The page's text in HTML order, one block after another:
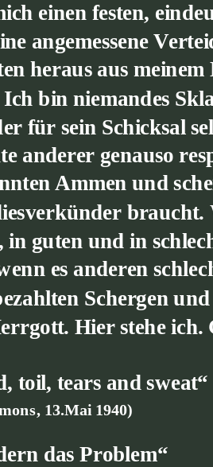
einen festen,
angemessene
heraus aus
bin niemandes
für sein Schicksal
anderer genauso
Ammen und
braucht.
in guten und in
es anderen
Schergen
Hier stehe
toil, tears and sweat“
13.Mai 1940)
das Problem“